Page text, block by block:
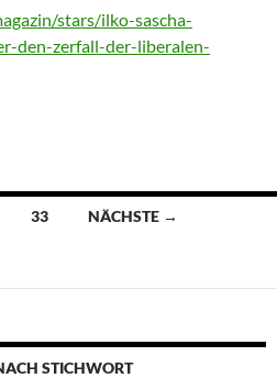
stars/ilko-sascha-
den-zerfall-der-liberalen-
33 NÄCHSTE →
STICHWORT